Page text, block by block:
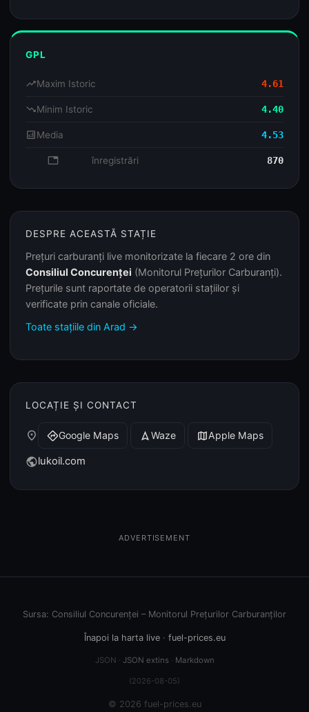
GPL
trending_upMaxim Istoric 4.61
trending_downMinim Istoric 4.40
analyticsMedia 4.53
database înregistrări 870
DESPRE ACEASTĂ STAȚIE
Prețuri carburanți live monitorizate la fiecare 2 ore din
Consiliul Concurenței (Monitorul Prețurilor Carburanți).
Prețurile sunt raportate de operatorii stațiilor și
verificate prin canale oficiale.
Toate stațiile din Arad →
LOCAȚIE ȘI CONTACT
place directionsGoogle Maps navigation Waze mapApple Maps
publiclukoil.com
ADVERTISEMENT
Sursa: Consiliul Concurenței – Monitorul Prețurilor Carburanților
Înapoi la harta live· fuel-prices.eu
JSON · JSON extins· Markdown
(2026-08-05)
© 2026 fuel-prices.eu